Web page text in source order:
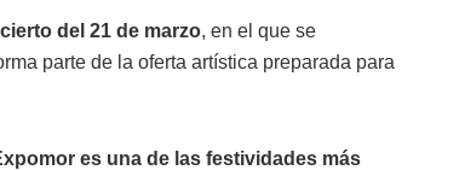
del 21 de marzo, en el que se
parte de la oferta artística preparada para
es una de las festividades más